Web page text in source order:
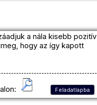
a nála kisebb pozitív
hogy az így kapott
Feladatlapba